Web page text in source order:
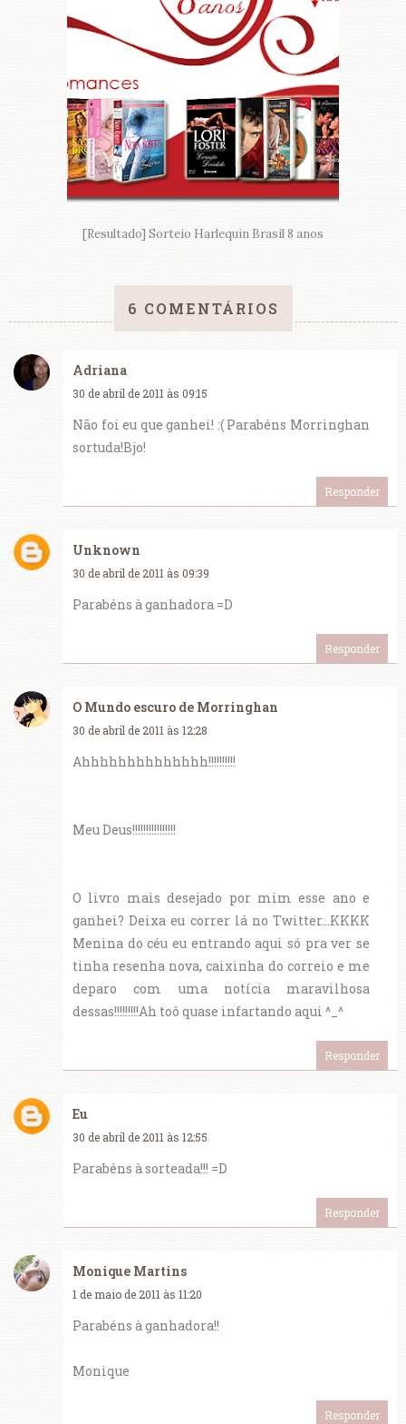
[Resultado] Sorteio Harlequin Brasil 8 anos
6 COMENTÁRIOS
Adriana
30 de abril de 2011 às 09:15
Não foi eu que ganhei! :( Parabéns Morringhan
sortuda!Bjo!
Responder
Unknown
30 de abril de 2011 às 09:39
Parabéns à ganhadora =D
Responder
O Mundo escuro de Morringhan
30 de abril de 2011 às 12:28
Ahhhhhhhhhhhhhh!!!!!!!!!!
Meu Deus!!!!!!!!!!!!!!!!
O livro mais desejado por mim esse ano e
ganhei? Deixa eu correr lá no Twitter...KKKK
Menina do céu eu entrando aqui só pra ver se
tinha resenha nova, caixinha do correio e me
deparo com uma notícia maravilhosa
dessas!!!!!!!!!Ah toô quase infartando aqui ^_^
Responder
Eu
30 de abril de 2011 às 12:55
Parabéns à sorteada!!! =D
Responder
Monique Martins
1 de maio de 2011 às 11:20
Parabéns à ganhadora!!
Monique
Responder